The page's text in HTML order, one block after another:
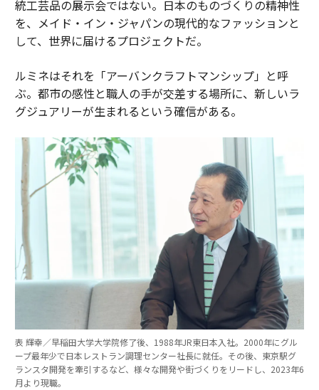
統工芸品の展示会ではない。日本のものづくりの精神性
を、メイド・イン・ジャパンの現代的なファッションと
して、世界に届けるプロジェクトだ。
ルミネはそれを「アーバンクラフトマンシップ」と呼
ぶ。都市の感性と職人の手が交差する場所に、新しいラ
グジュアリーが生まれるという確信がある。
表 輝幸／早稲田大学大学院修了後、1988年JR東日本入社。2000年にグル
ープ最年少で日本レストラン調理センター社長に就任。その後、東京駅グ
ランスタ開発を牽引するなど、様々な開発や街づくりをリードし、2023年6
月より現職。